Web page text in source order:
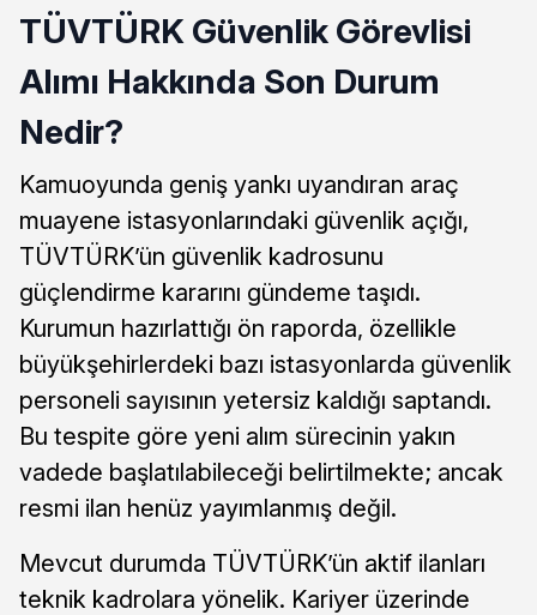
TÜVTÜRK Güvenlik Görevlisi
Alımı Hakkında Son Durum
Nedir?
Kamuoyunda geniş yankı uyandıran araç
muayene istasyonlarındaki güvenlik açığı,
TÜVTÜRK’ün güvenlik kadrosunu
güçlendirme kararını gündeme taşıdı.
Kurumun hazırlattığı ön raporda, özellikle
büyükşehirlerdeki bazı istasyonlarda güvenlik
personeli sayısının yetersiz kaldığı saptandı.
Bu tespite göre yeni alım sürecinin yakın
vadede başlatılabileceği belirtilmekte; ancak
resmi ilan henüz yayımlanmış değil.
Mevcut durumda TÜVTÜRK’ün aktif ilanları
teknik kadrolara yönelik. Kariyer üzerinde